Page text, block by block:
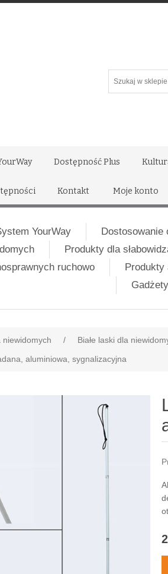
Dostępność Plus
Kontakt Moje konto
YourWay Dostosowanie
Produkty dla
ruchowo
Produkty
niewidomych / Białe laski dla
aluminiowa, sygnalizacyjna